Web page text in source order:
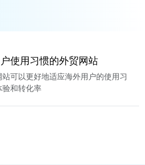
使用习惯的外贸网站
可以更好地适应海外用户的使用习
和转化率